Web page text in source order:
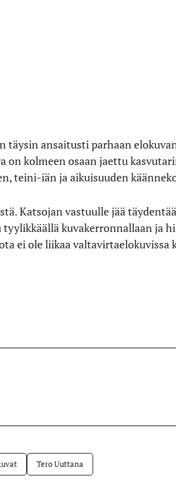
täysin ansaitusti parhaan
on kolmeen osaan jaettu
teini-iän ja aikuisuuden
Katsojan vastuulle jää
kuvakerronnallaan ja
ei ole liikaa valtavirtaelokuvissa
Tero Uuttana